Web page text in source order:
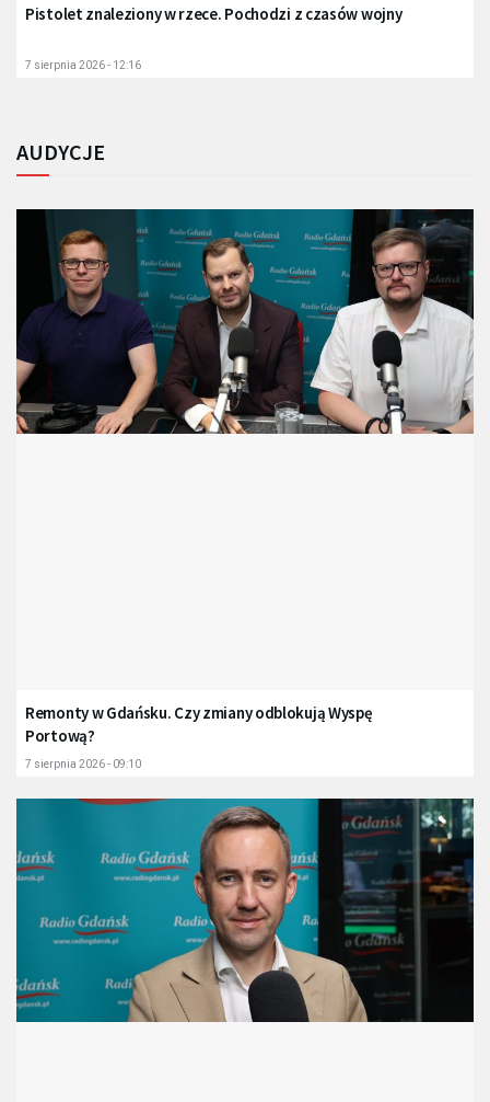
Pistolet znaleziony w rzece. Pochodzi z czasów wojny
7 sierpnia 2026 - 12:16
AUDYCJE
Remonty w Gdańsku. Czy zmiany odblokują Wyspę
Portową?
7 sierpnia 2026 - 09:10